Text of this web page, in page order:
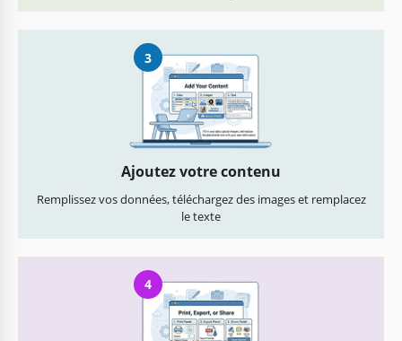
3
Ajoutez votre contenu
Remplissez vos données, téléchargez des images et remplacez
le texte
4